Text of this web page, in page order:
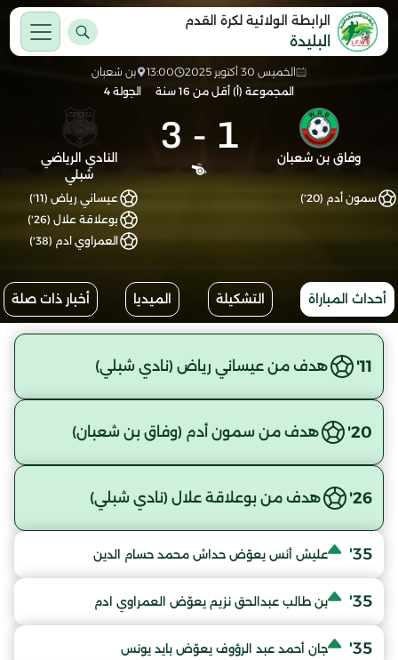
الرابطة الولائية لكرة القدم
البليدة
الخميس 30 أكتوبر 2025 13:00
بن شعبان
المجموعة (أ) أقل من 16 سنة
الجولة 4
وفاق بن شعبان 1
-
3
النادي الرياضي
شبلي
سمون أدم (20')
عيساني رياض (11')
بوعلاقة علال (26')
العمراوي ادم (38')
أحداث المباراة التشكيلة الميديا أخبار ذات صلة
11' هدف من عيساني رياض (نادي شبلي)
20' هدف من سمون أدم (وفاق بن شعبان)
26' هدف من بوعلاقة علال (نادي شبلي)
35' عليش أنس يعوّض حداش محمد حسام الدين
35' بن طالب عبدالحق نزيم يعوّض العمراوي ادم
35' جان أحمد عبد الرؤوف يعوّض بايد يونس